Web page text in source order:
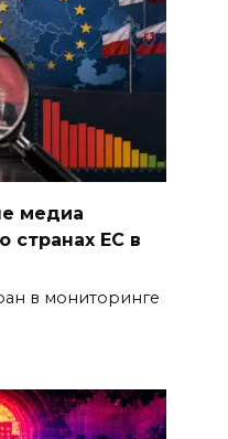
медиа
странах ЕС в
в мониторинге